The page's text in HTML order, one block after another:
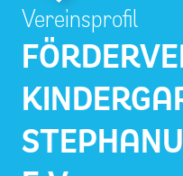
Vereinsprofil